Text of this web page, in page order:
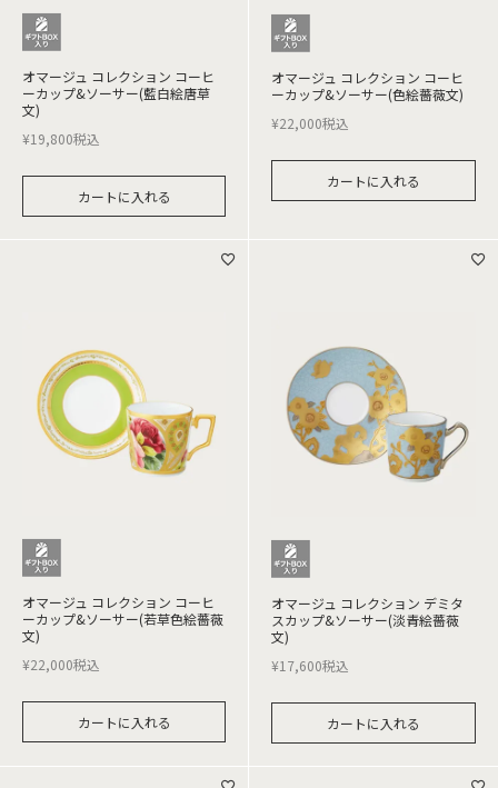
オマージュ コレクション コーヒ
ーカップ&ソーサー(藍白絵唐草
文)
¥19,800税込
カートに入れる
オマージュ コレクション コーヒ
ーカップ&ソーサー(色絵薔薇文)
¥22,000税込
カートに入れる
オマージュ コレクション コーヒ
ーカップ&ソーサー(若草色絵薔薇
文)
¥22,000税込
カートに入れる
オマージュ コレクション デミタ
スカップ&ソーサー(淡青絵薔薇
文)
¥17,600税込
カートに入れる